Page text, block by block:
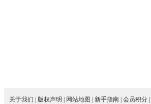
关于我们 版权声明 网站地图 新手指南| 会员积分|